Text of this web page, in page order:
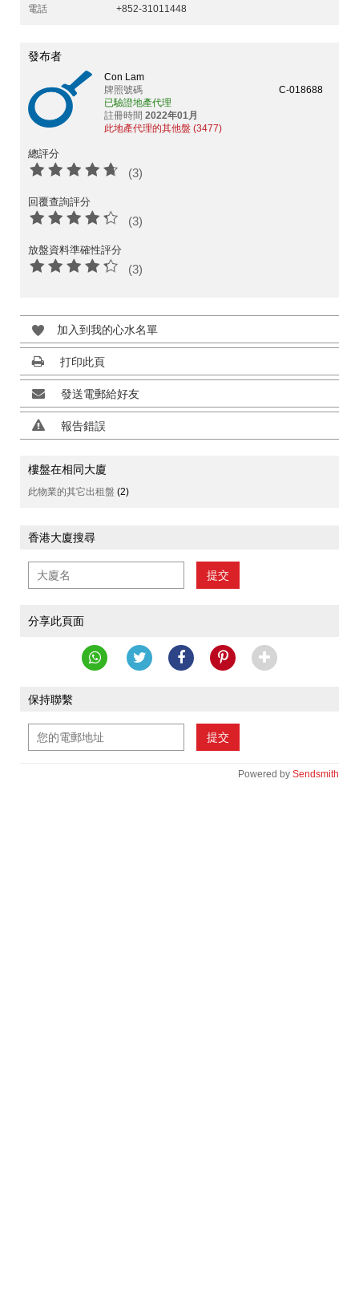
電話
+852-31011448
發布者
Con Lam
牌照號碼
C-018688
已驗證地產代理
註冊時間 2022年01月
此地產代理的其他盤 (3477)
總評分
(3)
回覆查詢評分
(3)
放盤資料準確性評分
(3)
加入到我的心水名單
打印此頁
發送電郵給好友
報告錯誤
樓盤在相同大廈
此物業的其它出租盤 (2)
香港大廈搜尋
提交
分享此頁面
保持聯繫
提交
Powered by Sendsmith